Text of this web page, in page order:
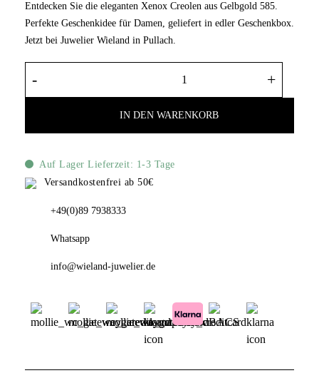
Entdecken Sie die eleganten Xenox Creolen aus Gelbgold 585.
Perfekte Geschenkidee für Damen, geliefert in edler Geschenkbox.
Jetzt bei Juwelier Wieland in Pullach.
Xenox Creolen Gelbgold 585 Kollektion
IN DEN WARENKORB
Auf Lager Lieferzeit: 1-3 Tage
Versandkostenfrei ab 50€
+49(0)89 7938333
Whatsapp
info@wieland-juwelier.de